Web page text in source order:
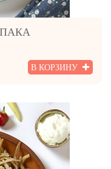
В КОРЗИНУ